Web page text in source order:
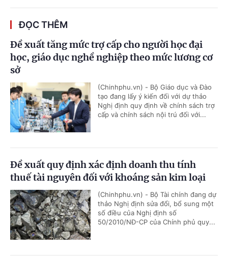
ĐỌC THÊM
Đề xuất tăng mức trợ cấp cho người học đại
học, giáo dục nghề nghiệp theo mức lương cơ
sở
(Chinhphu.vn) - Bộ Giáo dục và Đào
tạo đang lấy ý kiến đối với dự thảo
Nghị định quy định về chính sách trợ
cấp và chính sách nội trú đối với...
Đề xuất quy định xác định doanh thu tính
thuế tài nguyên đối với khoáng sản kim loại
(Chinhphu.vn) - Bộ Tài chính đang dự
thảo Nghị định sửa đổi, bổ sung một
số điều của Nghị định số
50/2010/NĐ-CP của Chính phủ quy...